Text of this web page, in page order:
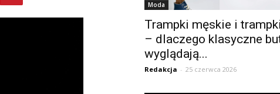
Moda
Trampki męskie i
– dlaczego klasyczne
wyglądają...
Redakcja - 25 czerwca 2026